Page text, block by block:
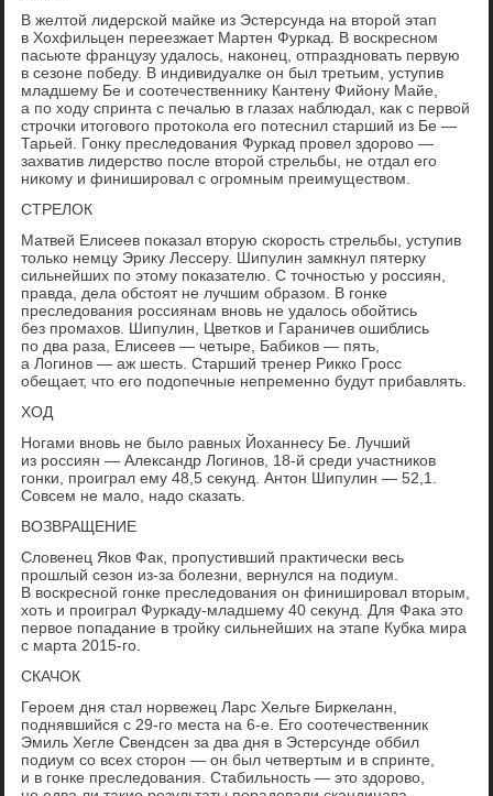
В желтой лидерской майке из Эстерсунда на второй этап
в Хохфильцен переезжает Мартен Фуркад. В воскресном
пасьюте французу удалось, наконец, отпраздновать первую
в сезоне победу. В индивидуалке он был третьим, уступив
младшему Бе и соотечественнику Кантену Фийону Майе,
а по ходу спринта с печалью в глазах наблюдал, как с первой
строчки итогового протокола его потеснил старший из Бе —
Тарьей. Гонку преследования Фуркад провел здорово —
захватив лидерство после второй стрельбы, не отдал его
никому и финишировал с огромным преимуществом.
СТРЕЛОК
Матвей Елисеев показал вторую скорость стрельбы, уступив
только немцу Эрику Лессеру. Шипулин замкнул пятерку
сильнейших по этому показателю. С точностью у россиян,
правда, дела обстоят не лучшим образом. В гонке
преследования россиянам вновь не удалось обойтись
без промахов. Шипулин, Цветков и Гараничев ошиблись
по два раза, Елисеев — четыре, Бабиков — пять,
а Логинов — аж шесть. Старший тренер Рикко Гросс
обещает, что его подопечные непременно будут прибавлять.
ХОД
Ногами вновь не было равных Йоханнесу Бе. Лучший
из россиян — Александр Логинов, 18-й среди участников
гонки, проиграл ему 48,5 секунд. Антон Шипулин — 52,1.
Совсем не мало, надо сказать.
ВОЗВРАЩЕНИЕ
Словенец Яков Фак, пропустивший практически весь
прошлый сезон из-за болезни, вернулся на подиум.
В воскресной гонке преследования он финишировал вторым,
хоть и проиграл Фуркаду-младшему 40 секунд. Для Фака это
первое попадание в тройку сильнейших на этапе Кубка мира
с марта 2015-го.
СКАЧОК
Героем дня стал норвежец Ларс Хельге Биркеланн,
поднявшийся с 29-го места на 6-е. Его соотечественник
Эмиль Хегле Свендсен за два дня в Эстерсунде оббил
подиум со всех сторон — он был четвертым и в спринте,
и в гонке преследования. Стабильность — это здорово,